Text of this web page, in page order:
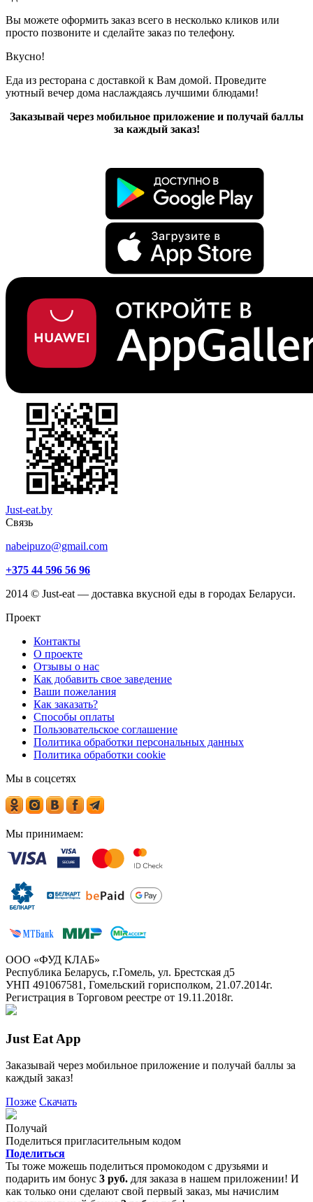
Вы можете оформить заказ всего в несколько кликов или
просто позвоните и сделайте заказ по телефону.
Вкусно!
Еда из ресторана с доставкой к Вам домой. Проведите
уютный вечер дома наслаждаясь лучшими блюдами!
Заказывай через мобильное приложение и получай баллы
за каждый заказ!
Just-eat.by
Связь
nabeipuzo@gmail.com
+375 44 596 56 96
2014 © Just-eat — доставка вкусной еды в городах Беларуси.
Проект
Контакты
О проекте
Отзывы о нас
Как добавить свое заведение
Ваши пожелания
Как заказать?
Способы оплаты
Пользовательское соглашение
Политика обработки персональных данных
Политика обработки cookie
Мы в соцсетях
Мы принимаем:
ООО «ФУД КЛАБ»
Республика Беларусь, г.Гомель, ул. Брестская д5
УНП 491067581, Гомельский горисполком, 21.07.2014г.
Регистрация в Торговом реестре от 19.11.2018г.
Just Eat App
Заказывай через мобильное приложение и получай баллы за
каждый заказ!
Позже Скачать
Получай
Поделиться пригласительным кодом
Поделиться
Ты тоже можешь поделиться промокодом с друзьями и
подарить им бонус 3 руб. для заказа в нашем приложении! И
как только они сделают свой первый заказ, мы начислим